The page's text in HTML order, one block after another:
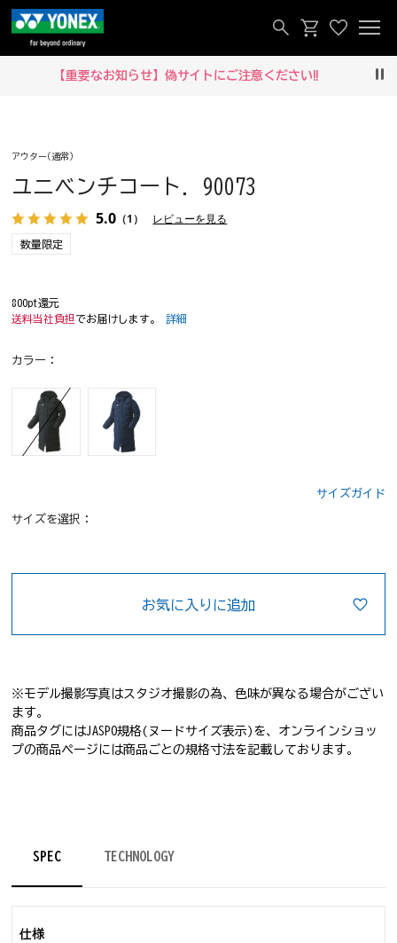
【重要なお知らせ】偽サイトにご注意ください‼
アウター(通常)
ユニベンチコート. 90073
5.0 （1） レビューを見る
数量限定
800pt還元
送料当社負担 でお届けします。詳細
カラー：
サイズガイド
サイズを選択：
お気に入りに追加
※モデル撮影写真はスタジオ撮影の為、色味が異なる場合がござい
ます。
商品タグにはJASPO規格(ヌードサイズ表示)を、オンラインショッ
プの商品ページには商品ごとの規格寸法を記載しております。
SPEC TECHNOLOGY
仕様